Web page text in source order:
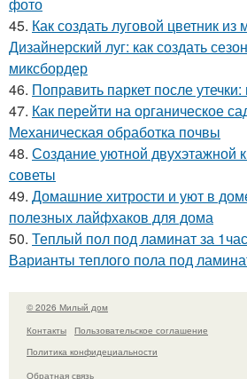
45. Как создать луговой цветник из
Дизайнерский луг: как создать
миксбордер
46. Поправить паркет после
47. Как перейти на органическое
Механическая обработка почвы
48. Создание уютной двухэтажной
советы
49. Домашние хитрости и уют в
полезных лайфхаков для дома
50. Теплый пол под ламинат за
Варианты теплого пола под
© 2026 Милый дом
Контакты
Пользовательское соглашение
Политика конфидециальности
Обратная связь